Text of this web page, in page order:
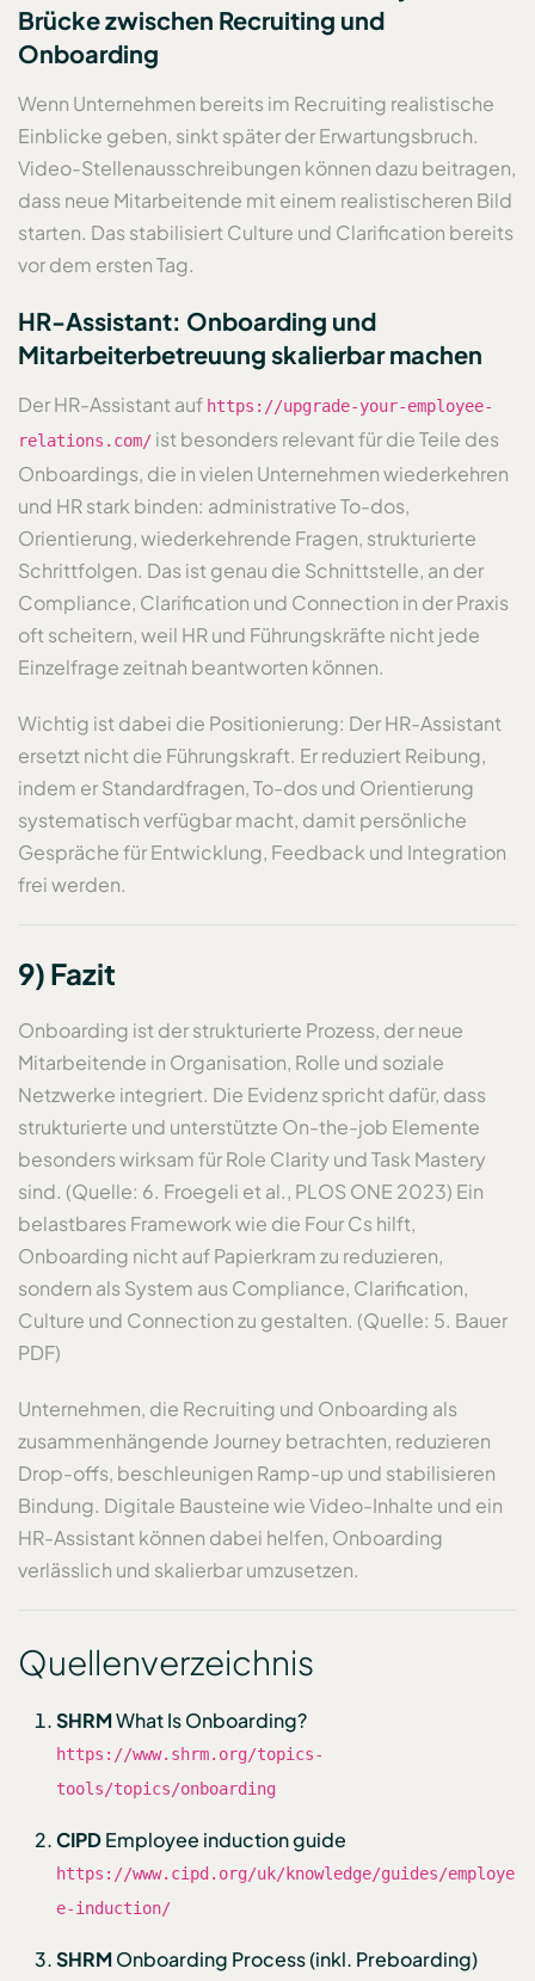
Brücke zwischen Recruiting und
Onboarding
Wenn Unternehmen bereits im Recruiting realistische
Einblicke geben, sinkt später der Erwartungsbruch.
Video-Stellenausschreibungen können dazu beitragen,
dass neue Mitarbeitende mit einem realistischeren Bild
starten. Das stabilisiert Culture und Clarification bereits
vor dem ersten Tag.
HR-Assistant: Onboarding und
Mitarbeiterbetreuung skalierbar machen
Der HR-Assistant auf https://upgrade-your-employee-
relations.com/ ist besonders relevant für die Teile des
Onboardings, die in vielen Unternehmen wiederkehren
und HR stark binden: administrative To-dos,
Orientierung, wiederkehrende Fragen, strukturierte
Schrittfolgen. Das ist genau die Schnittstelle, an der
Compliance, Clarification und Connection in der Praxis
oft scheitern, weil HR und Führungskräfte nicht jede
Einzelfrage zeitnah beantworten können.
Wichtig ist dabei die Positionierung: Der HR-Assistant
ersetzt nicht die Führungskraft. Er reduziert Reibung,
indem er Standardfragen, To-dos und Orientierung
systematisch verfügbar macht, damit persönliche
Gespräche für Entwicklung, Feedback und Integration
frei werden.
9) Fazit
Onboarding ist der strukturierte Prozess, der neue
Mitarbeitende in Organisation, Rolle und soziale
Netzwerke integriert. Die Evidenz spricht dafür, dass
strukturierte und unterstützte On-the-job Elemente
besonders wirksam für Role Clarity und Task Mastery
sind. (Quelle: 6. Froegeli et al., PLOS ONE 2023) Ein
belastbares Framework wie die Four Cs hilft,
Onboarding nicht auf Papierkram zu reduzieren,
sondern als System aus Compliance, Clarification,
Culture und Connection zu gestalten. (Quelle: 5. Bauer
PDF)
Unternehmen, die Recruiting und Onboarding als
zusammenhängende Journey betrachten, reduzieren
Drop-offs, beschleunigen Ramp-up und stabilisieren
Bindung. Digitale Bausteine wie Video-Inhalte und ein
HR-Assistant können dabei helfen, Onboarding
verlässlich und skalierbar umzusetzen.
Quellenverzeichnis
SHRMWhat Is Onboarding?
https://www.shrm.org/topics-
tools/topics/onboarding
CIPDEmployee induction guide
https://www.cipd.org/uk/knowledge/guides/employe
e-induction/
SHRMOnboarding Process (inkl. Preboarding)